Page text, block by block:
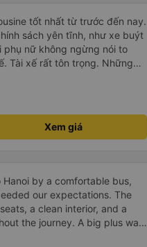
tốt nhất từ trước đến nay.
sách yên tĩnh, như xe buýt
phụ nữ không ngừng nói to
Tài xế rất tôn trọng. Những
trẻ nhỏ cũng rất chu đáo. Tôi
Xem giá
by a comfortable bus,
our expectations. The
a clean interior, and a
the journey. A big plus was
to an individual phone